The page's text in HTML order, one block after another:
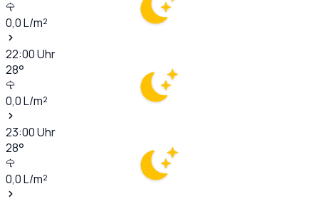
0,0L/m²
22:00Uhr
28°
0,0L/m²
23:00Uhr
28°
0,0L/m²